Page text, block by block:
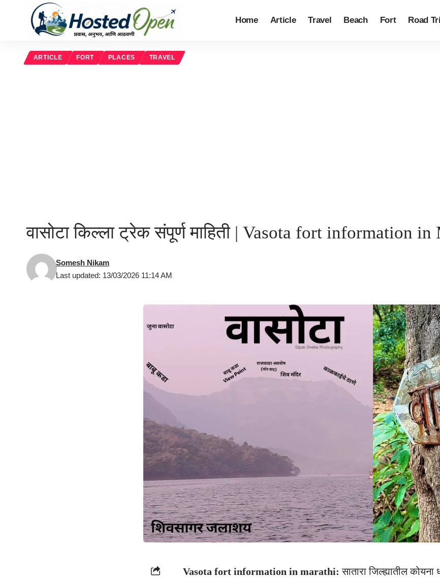
Home Article Travel Beach Fort Road
ARTICLE FORT PLACES TRAVEL
वासोटा किल्ला ट्रेक संपूर्ण माहिती | Vasota fort information
Last updated: 13/03/2026 11:14 AM
Somesh Nikam
Vasota fort information in marathi: सातारा जिल्ह्यातील